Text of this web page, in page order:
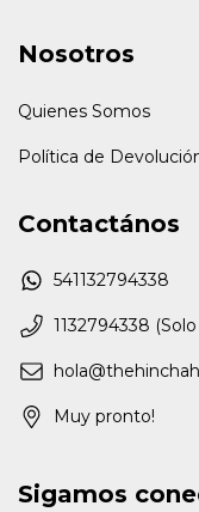
Nosotros
Quienes Somos
Política de
Contactános
541132794338
1132794338
Muy pronto!
Sigamos